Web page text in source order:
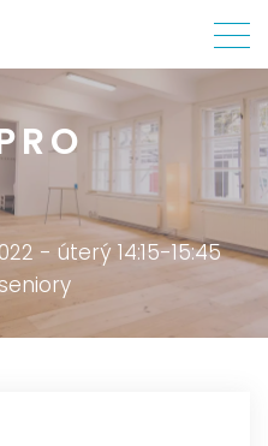
- úterý 14:15-15:45